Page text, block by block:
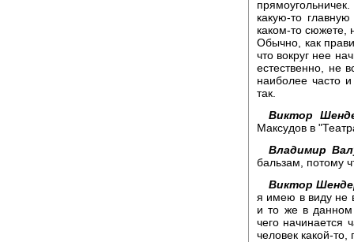
какую-то
каком-то сюжете,
Обычно, как
что вокруг нее
естественно, не
наиболее часто
так.
Виктор
Максудов в
Владимир
бальзам, потому
Виктор
я имею в виду не
и то же в
чего начинается
человек какой-то,